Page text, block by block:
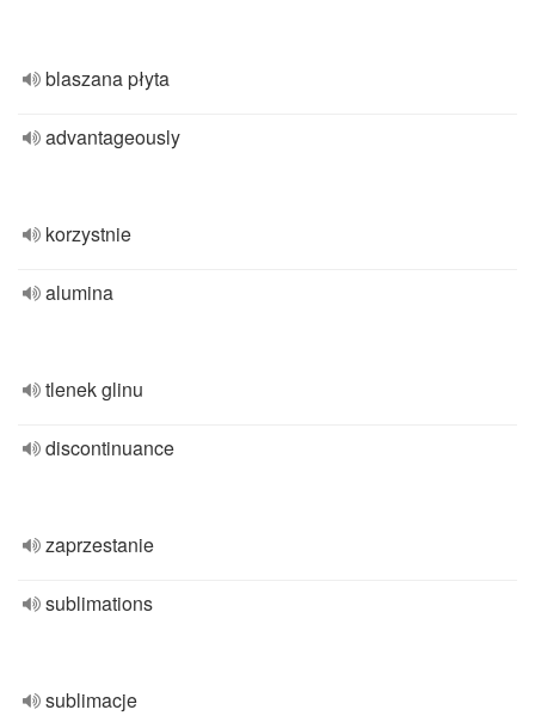
blaszana płyta
advantageously
korzystnie
alumina
tlenek glinu
discontinuance
zaprzestanie
sublimations
sublimacje